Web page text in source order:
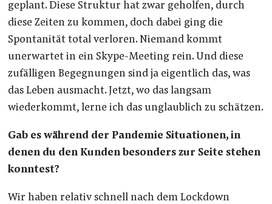
geplant. Diese Struktur hat zwar geholfen, durch
diese Zeiten zu kommen, doch dabei ging die
Spontanität total verloren. Niemand kommt
unerwartet in ein Skype-Meeting rein. Und diese
zufälligen Begegnungen sind ja eigentlich das, was
das Leben ausmacht. Jetzt, wo das langsam
wiederkommt, lerne ich das unglaublich zu schätzen.
Gab es während der Pandemie Situationen, in
denen du den Kunden besonders zur Seite stehen
konntest?
Wir haben relativ schnell nach dem Lockdown